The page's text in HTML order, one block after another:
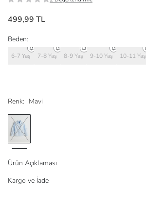
499,99 TL
Renk: Mavi
Beden:
6-7 Yaş 7-8 Yaş 8-9 Yaş 9-10 Yaş 10-11 Yaş
Ürün Açıklaması
Kargo ve İade